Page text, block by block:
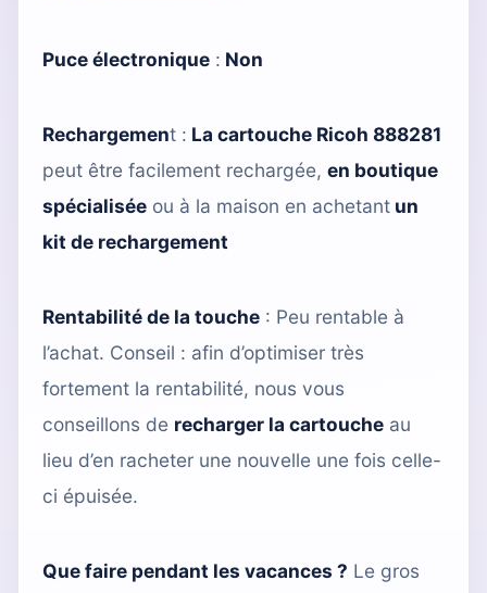
Puce électronique : Non
Rechargement : La cartouche Ricoh 888281
peut être facilement rechargée, en boutique
spécialisée ou à la maison en achetant un
kit de rechargement
Rentabilité de la touche : Peu rentable à
l’achat. Conseil : afin d’optimiser très
fortement la rentabilité, nous vous
conseillons de recharger la cartouche au
lieu d’en racheter une nouvelle une fois celle-
ci épuisée.
Que faire pendant les vacances ? Le gros